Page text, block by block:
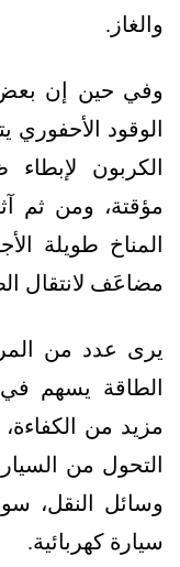
والغاز.
وفي حين إن بعض
الوقود الأحفوري
الكربون
مؤقتة، ومن ثم
المناخ طويلة
مضاعَف لانتقال
يرى عدد من
الطاقة يسهم
مزيد من الكفاءة،
التحول من
وسائل النقل،
سيارة كهربائية.